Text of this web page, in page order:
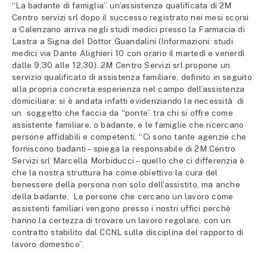
“La badante di famiglia” un’assistenza qualificata di 2M
Centro servizi srl dopo il successo registrato nei mesi scorsi
a Calenzano arriva negli studi medici presso la Farmacia di
Lastra a Signa del Dottor Guandalini (Informazioni: studi
medici via Dante Alighieri 10 con orario il martedì e venerdì
dalle 9,30 alle 12,30). 2M Centro Servizi srl propone un
servizio qualificato di assistenza familiare, definito in seguito
alla propria concreta esperienza nel campo dell’assistenza
domiciliare: si è andata infatti evidenziando la necessità di
un soggetto che faccia da “ponte” tra chi si offre come
assistente familiare, o badante, e le famiglie che ricercano
persone affidabili e competenti. “Ci sono tante agenzie che
forniscono badanti – spiega la responsabile di 2M Centro
Servizi srl Marcella Morbiducci – quello che ci differenzia è
che la nostra struttura ha come obiettivo la cura del
benessere della persona non solo dell’assistito, ma anche
della badante. Le persone che cercano un lavoro come
assistenti familiari vengono presso i nostri uffici perchè
hanno la certezza di trovare un lavoro regolare, con un
contratto stabilito dal CCNL sulla disciplina del rapporto di
lavoro domestico”.